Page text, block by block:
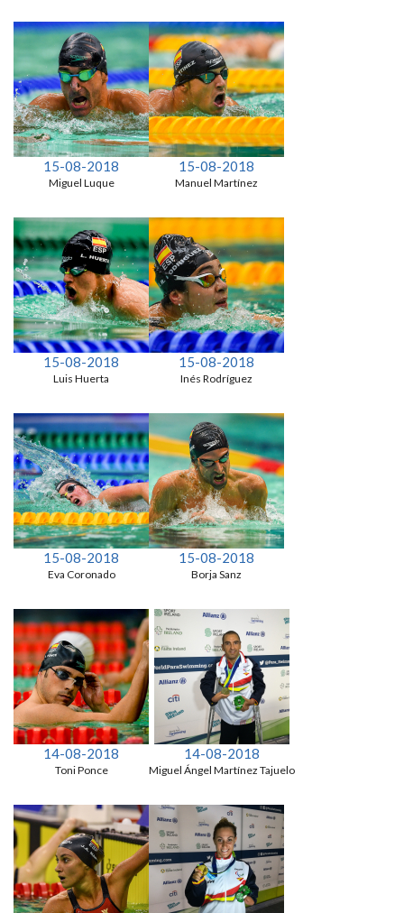
15-08-2018
Miguel Luque
15-08-2018
Manuel Martínez
15-08-2018
Luis Huerta
15-08-2018
Inés Rodríguez
15-08-2018
Eva Coronado
15-08-2018
Borja Sanz
14-08-2018
Toni Ponce
14-08-2018
Miguel Ángel Martínez Tajuelo